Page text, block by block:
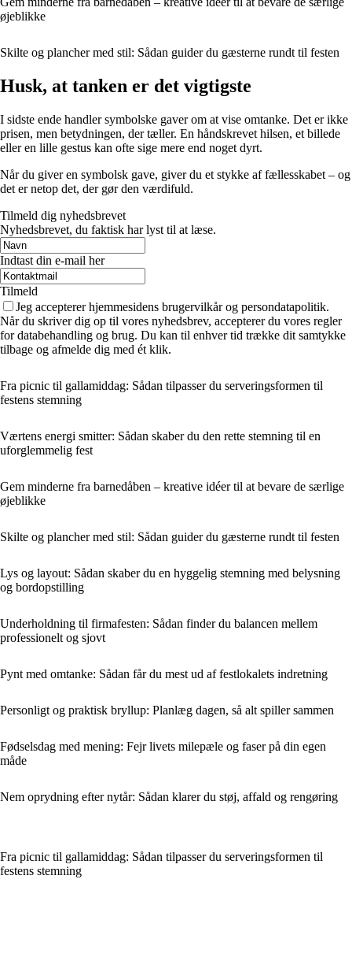
øjeblikke
Skilte og plancher med stil: Sådan guider du gæsterne rundt til festen
Husk, at tanken er det vigtigste
I sidste ende handler symbolske gaver om at vise omtanke. Det er ikke
prisen, men betydningen, der tæller. En håndskrevet hilsen, et billede
eller en lille gestus kan ofte sige mere end noget dyrt.
Når du giver en symbolsk gave, giver du et stykke af fællesskabet – og
det er netop det, der gør den værdifuld.
Tilmeld dig nyhedsbrevet
Nyhedsbrevet, du faktisk har lyst til at læse.
Indtast din e-mail her
Tilmeld
Jeg accepterer hjemmesidens brugervilkår og persondatapolitik.
Når du skriver dig op til vores nyhedsbrev, accepterer du vores regler
for databehandling og brug. Du kan til enhver tid trække dit samtykke
tilbage og afmelde dig med ét klik.
Fra picnic til gallamiddag: Sådan tilpasser du serveringsformen til
festens stemning
Værtens energi smitter: Sådan skaber du den rette stemning til en
uforglemmelig fest
Gem minderne fra barnedåben – kreative idéer til at bevare de særlige
øjeblikke
Skilte og plancher med stil: Sådan guider du gæsterne rundt til festen
Lys og layout: Sådan skaber du en hyggelig stemning med belysning
og bordopstilling
Underholdning til firmafesten: Sådan finder du balancen mellem
professionelt og sjovt
Pynt med omtanke: Sådan får du mest ud af festlokalets indretning
Personligt og praktisk bryllup: Planlæg dagen, så alt spiller sammen
Fødselsdag med mening: Fejr livets milepæle og faser på din egen
måde
Nem oprydning efter nytår: Sådan klarer du støj, affald og rengøring
Fra picnic til gallamiddag: Sådan tilpasser du serveringsformen til
festens stemning